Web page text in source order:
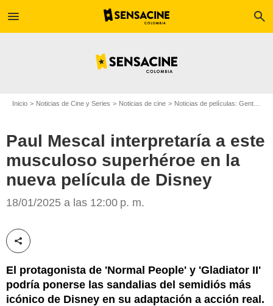
menu search
Inicio Noticias de Cine y Series Noticias de cine Noticias de películas: Gente
Paul Mescal interpretaría a este
musculoso superhéroe en la
nueva película de Disney
18/01/2025 a las 12:00 p. m.
Compartir esta noticia
El protagonista de 'Normal People' y 'Gladiator II'
podría ponerse las sandalias del semidiós más
icónico de Disney en su adaptación a acción real.